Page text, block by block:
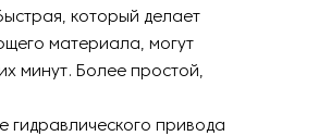
который делает
материала, могут
минут. Более простой,
гидравлического привода